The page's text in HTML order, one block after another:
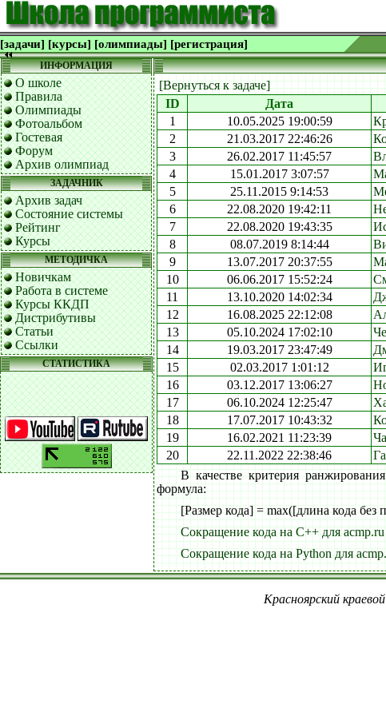
[задачи] [курсы] [олимпиады] [регистрация]
ИНФОРМАЦИЯ
О школе
Правила
Олимпиады
Фотоальбом
Гостевая
Форум
Архив олимпиад
ЗАДАЧНИК
Архив задач
Состояние системы
Рейтинг
Курсы
МЕТОДИЧКА
Новичкам
Работа в системе
Курсы ККДП
Дистрибутивы
Статьи
Ссылки
СТАТИСТИКА
[Вернуться к задаче]
ID
Дата
1
10.05.2025 19:00:59
2
21.03.2017 22:46:26
3
26.02.2017 11:45:57
4
15.01.2017 3:07:57
5
25.11.2015 9:14:53
6
22.08.2020 19:42:11
7
22.08.2020 19:43:35
8
08.07.2019 8:14:44
9
13.07.2017 20:37:55
10
06.06.2017 15:52:24
11
13.10.2020 14:02:34
12
16.08.2025 22:12:08
13
05.10.2024 17:02:10
14
19.03.2017 23:47:49
15
02.03.2017 1:01:12
16
03.12.2017 13:06:27
17
06.10.2024 12:25:47
18
17.07.2017 10:43:32
19
16.02.2021 11:23:39
20
22.11.2022 22:38:46
В качестве критерия
формула:
[Размер кода] = max([длина кода без
Сокращение кода на C++ для acmp.ru
Сокращение кода на Python для
Красноярский